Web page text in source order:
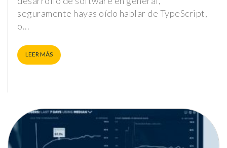
seguramente hayas oído hablar de TypeScript,
o
LEER MÁS
comportamiento
mientras visitas
nuestra web,